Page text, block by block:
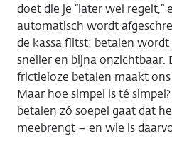
doet die je “later wel
automatisch wordt
de kassa flitst: betalen wordt
sneller en bijna onzichtbaar.
frictieloze betalen maakt
Maar hoe simpel is té
betalen zó soepel gaat dat
meebrengt – en wie is